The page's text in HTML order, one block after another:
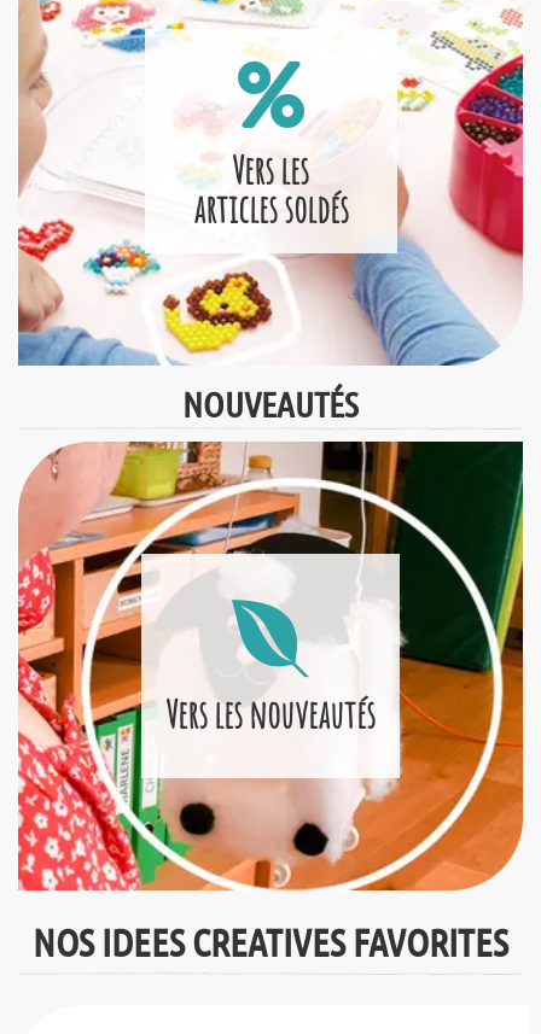
Vers les
articles soldés
NOUVEAUTÉS
Vers les nouveautés
NOS IDEES CREATIVES FAVORITES